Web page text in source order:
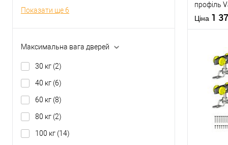
Показати ще 6
Максимальна вага дверей
30 кг (2)
40 кг (6)
60 кг (8)
80 кг (2)
100 кг (14)
Матеріал
розсувної
профіль
H2/180
Ціна 1